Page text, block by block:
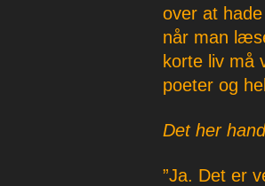
over at
når man
korte liv må
poeter og
Det her
”Ja. Det er